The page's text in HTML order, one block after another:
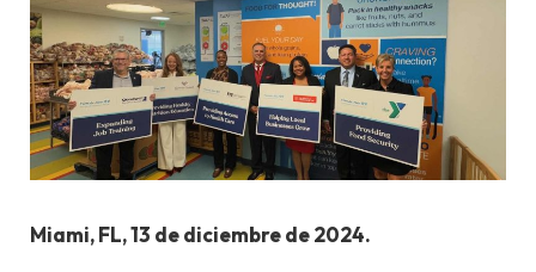
Miami, FL, 13 de diciembre de 2024.